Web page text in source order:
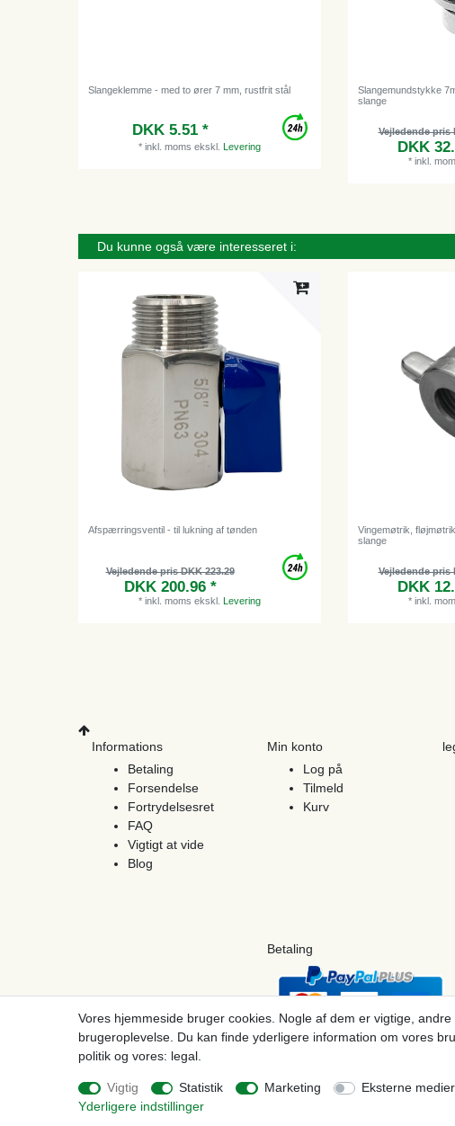
Slangeklemme - med to ører 7 mm, rustfrit stål
DKK 5.51 *
* inkl. moms ekskl. Levering
Slangemundstykke
slange
Vejledende pris
DKK
* inkl.
Du kunne også være interesseret i:
Afspærringsventil - til lukning af tønden
Vejledende pris DKK 223.29
DKK 200.96 *
* inkl. moms ekskl. Levering
Vingemøtrik,
slange
Vejledende pris
DKK
* inkl.
Informations
Betaling
Forsendelse
Fortrydelsesret
FAQ
Vigtigt at vide
Blog
Min konto
Log på
Tilmeld
Kurv
Betaling
Vores hjemmeside bruger cookies. Nogle af dem er vigtige,
brugeroplevelse. Du kan finde yderligere information om vores
politik og vores: legal.
Vigtig Statistik Marketing Eksterne medier
Yderligere indstillinger